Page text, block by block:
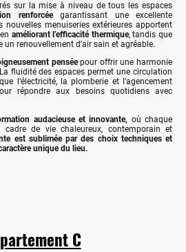
sur la mise à niveau de tous les espaces
renforcéegarantissant une excellente
nouvelles menuiseries extérieures apportent
améliorant l’efficacité thermique, tandis que
un renouvellement d’air sain et agréable.
penséepour offrir une harmonie
fluidité des espaces permet une circulation
l’électricité, la plomberie et l’agencement
répondre aux besoins quotidiens avec
audacieuse et innovante, où chaque
de vie chaleureux, contemporain et
est sublimée par des choix techniques et
unique du lieu.
C